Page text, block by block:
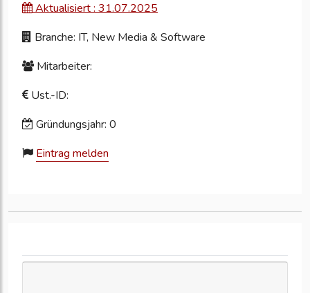
Aktualisiert : 31.07.2025
Branche: IT, New Media & Software
Mitarbeiter:
Ust.-ID:
Gründungsjahr: 0
Eintrag melden